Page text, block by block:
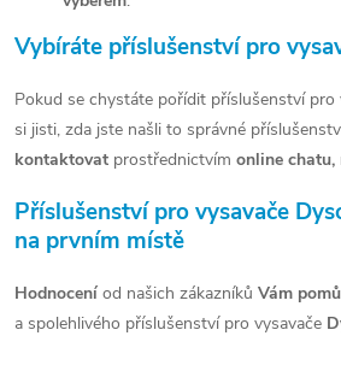
y
v
ý
p
i
s
u
Vybíráte příslušenství pro
Pokud se chystáte pořídit příslušenství pro
si jisti, zda jste našli to správné
kontaktovat prostřednictvím online chatu,
Příslušenství pro vysavače
na prvním místě
Hodnocení od našich zákazníků Vám
a spolehlivého příslušenství pro vysavače